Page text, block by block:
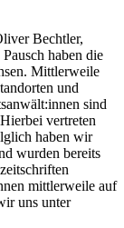
Bechtler,
haben die
Mittlerweile
und
sind
vertreten
haben wir
wurden bereits
mittlerweile auf
uns unter